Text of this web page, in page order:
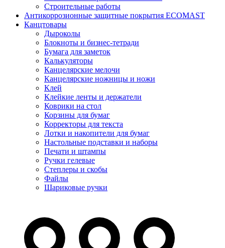
Строительные работы
Антикоррозионные защитные покрытия ECOMAST
Канцтовары
Дыроколы
Блокноты и бизнес-тетради
Бумага для заметок
Калькуляторы
Канцелярские мелочи
Канцелярские ножницы и ножи
Клей
Клейкие ленты и держатели
Коврики на стол
Корзины для бумаг
Корректоры для текста
Лотки и накопители для бумаг
Настольные подставки и наборы
Печати и штампы
Ручки гелевые
Степлеры и скобы
Файлы
Шариковые ручки